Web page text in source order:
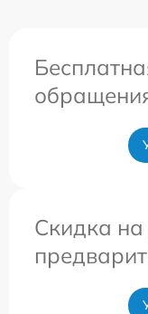
Скидка